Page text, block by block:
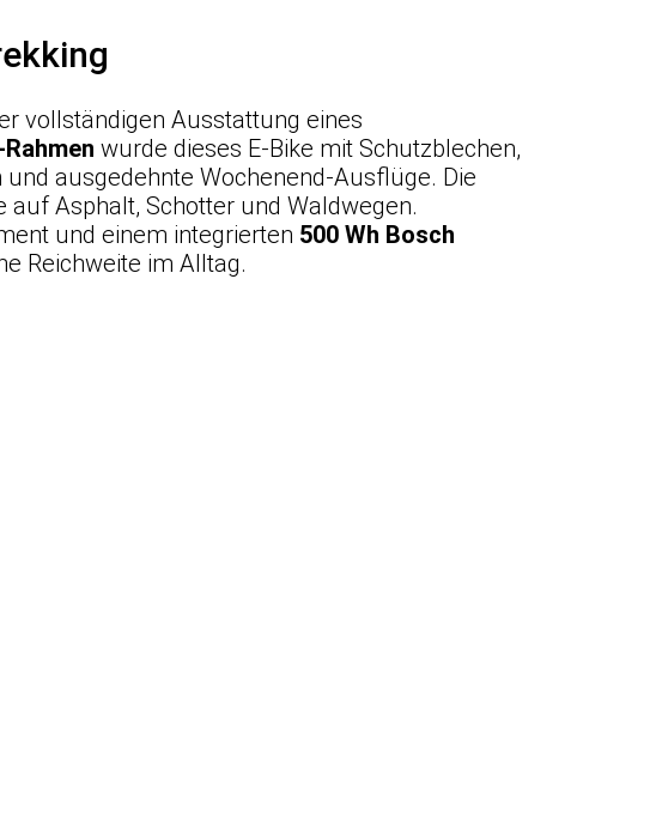
vollständigen Ausstattung eines
wurde dieses E-Bike mit Schutzblechen,
ausgedehnte Wochenend-Ausflüge. Die
Asphalt, Schotter und Waldwegen.
und einem integrierten 500 Wh Bosch
Reichweite im Alltag.